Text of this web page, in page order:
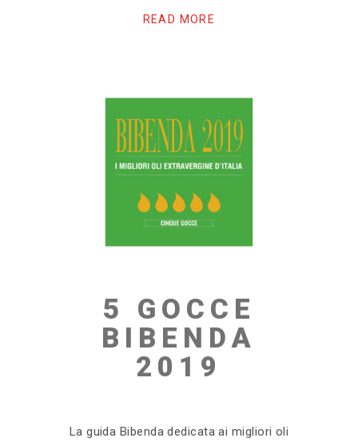
READ MORE
5 GOCCE
BIBENDA
2019
La guida Bibenda dedicata ai migliori oli